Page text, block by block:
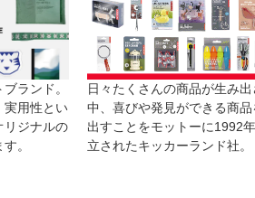
ランド。
実用性とい
リジナルの
。
日々たくさんの商品が生み出
中、喜びや発見ができる商品
出すことをモットーに1992
立されたキッカーランド社。